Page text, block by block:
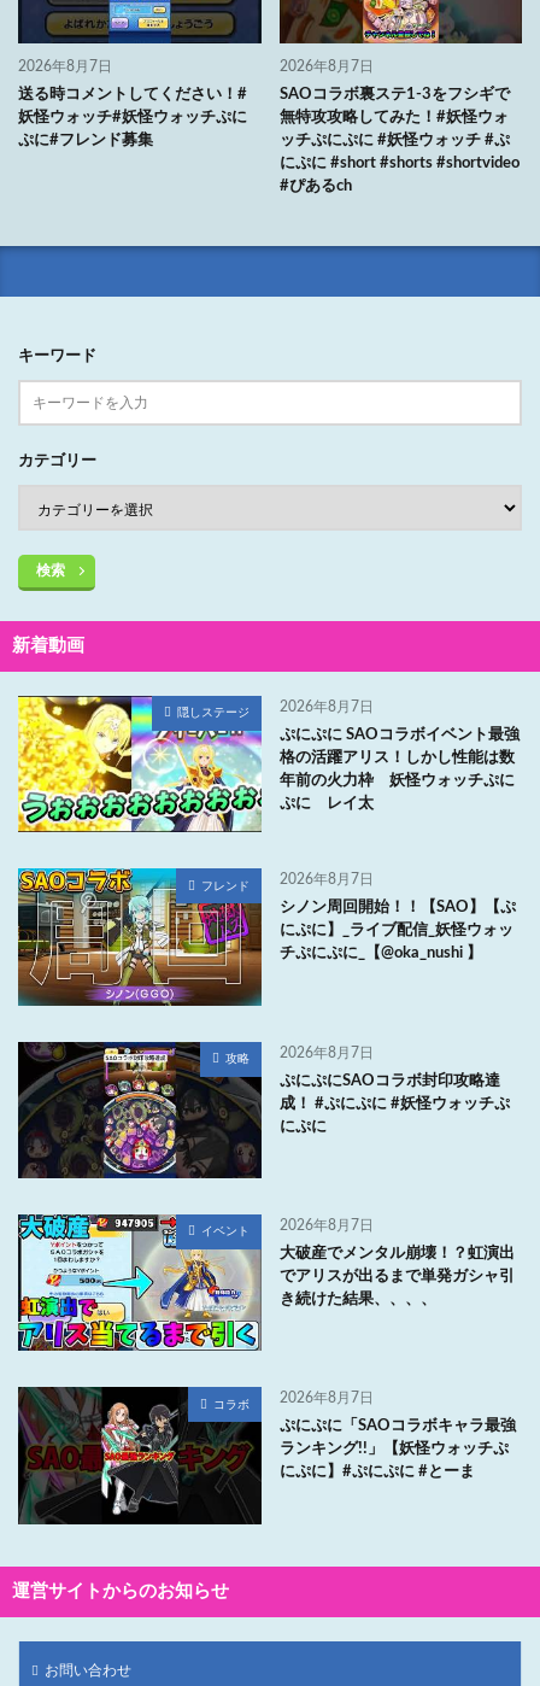
2026年8月7日
送る時コメントしてください！#
妖怪ウォッチ#妖怪ウォッチぷに
ぷに#フレンド募集
2026年8月7日
SAOコラボ裏ステ1-3をフシギで
無特攻攻略してみた！#妖怪ウォ
ッチぷにぷに #妖怪ウォッチ #ぷ
にぷに #short #shorts #shortvideo
#ぴあるch
キーワード
カテゴリー
検索
新着動画
隠しステージ 2026年8月7日
ぷにぷに SAOコラボイベント最強
格の活躍アリス！しかし性能は数
年前の火力枠 妖怪ウォッチぷに
ぷに レイ太
フレンド 2026年8月7日
シノン周回開始！！【SAO】【ぷ
にぷに】_ライブ配信_妖怪ウォッ
チぷにぷに_【@oka_nushi 】
攻略 2026年8月7日
ぷにぷにSAOコラボ封印攻略達
成！ #ぷにぷに #妖怪ウォッチぷ
にぷに
イベント 2026年8月7日
大破産でメンタル崩壊！？虹演出
でアリスが出るまで単発ガシャ引
き続けた結果、、、、
コラボ 2026年8月7日
ぷにぷに「SAOコラボキャラ最強
ランキング!!」【妖怪ウォッチぷ
にぷに】#ぷにぷに #とーま
運営サイトからのお知らせ
お問い合わせ